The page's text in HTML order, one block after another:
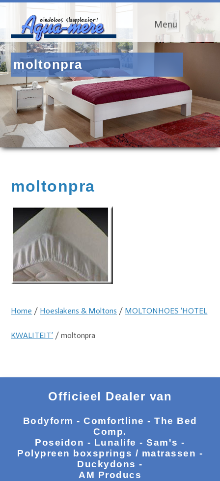
Menu
moltonpra
moltonpra
Home / Hoeslakens & Moltons / MOLTONHOES ‘HOTEL
KWALITEIT’ / moltonpra
Officieel Dealer van
Bodyform - Comfortline - The Bed
Comp.
Poseidon - Lunalife - Sam's -
Polypreen boxsprings / matrassen -
Duckydons -
AM Producs